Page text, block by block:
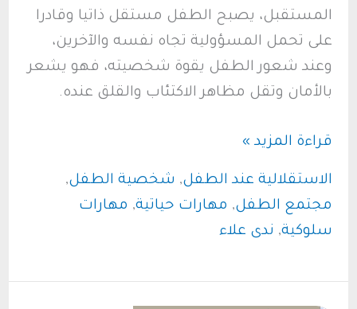
المستقبل، يصبح الطفل مستقل ذاتيا وقادرا
على تحمل المسؤولية تجاه نفسه والآخرين،
وعند شعور الطفل يقوة شخصيته، فهو يشعر
بالأمان وتقل مظاهر الاكتئاب والقلق عنده.
تقوية
قراءة المزيد »
الاستقلالية عند الطفل, شخصية الطفل,
مجتمع الطفل, مهارات حياتية, مهارات
سلوكية, ندى علاء